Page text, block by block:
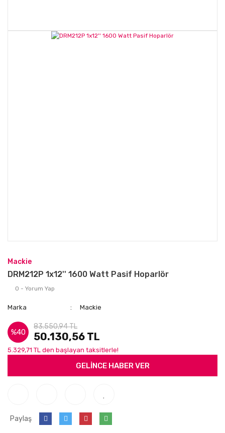
Mackie
DRM212P 1x12'' 1600 Watt Pasif Hoparlör
0 - Yorum Yap
Marka Mackie
%40
83.550,94 TL
50.130,56 TL
5.329,71 TL den başlayan taksitlerle!
GELİNCE HABER VER
Paylaş